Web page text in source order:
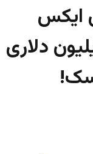
ایکس
بازار ۲۸ تریلیون دلاری